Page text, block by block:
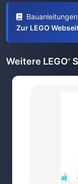
Zur LEGO
Weitere LEGO®